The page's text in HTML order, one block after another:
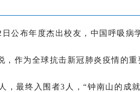
公布年度杰出校友，中国呼吸病
作为全球抗击新冠肺炎疫情的
最终入围者3人，“钟南山的成